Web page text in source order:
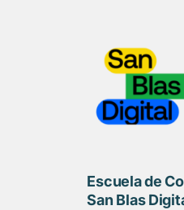
Escuela de
San Blas